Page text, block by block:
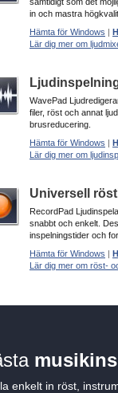
in och mastra
Hämta för Windows |
Lär dig mer om
WavePad
filer, röst och annat
brusreducering.
Hämta för Windows |
Lär dig mer om
Universell
RecordPad
snabbt och enkelt.
inspelningstider och
Hämta för Windows |
Lär dig mer om röst-
enkelt in röst,